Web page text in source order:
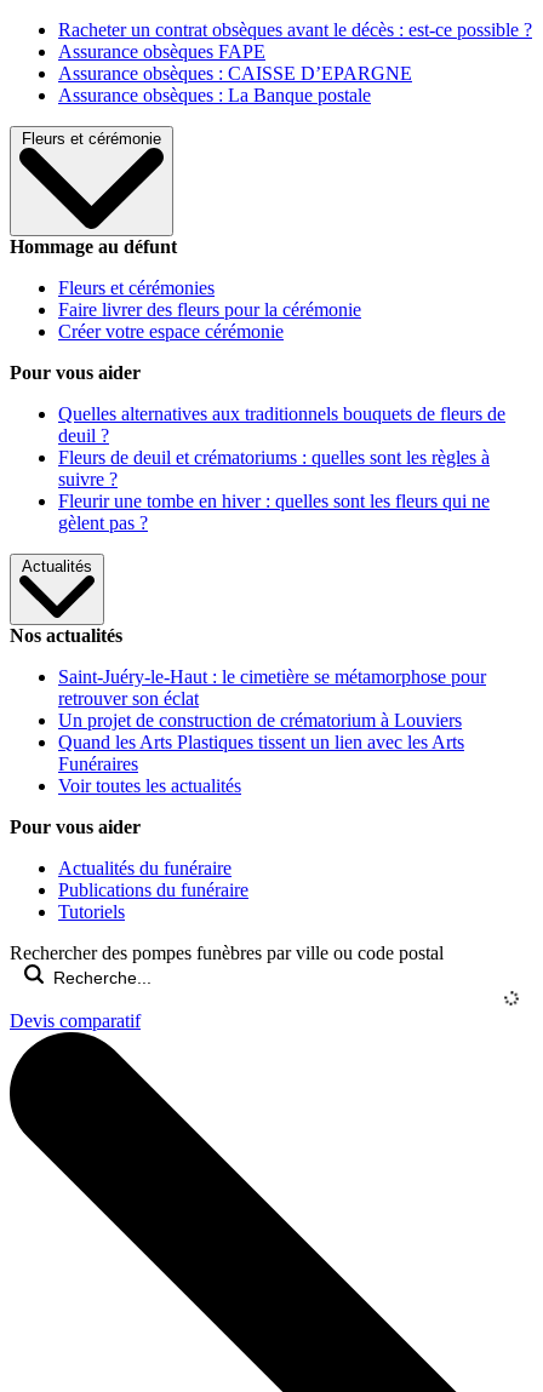
Racheter un contrat obsèques avant le décès : est-ce possible ?
Assurance obsèques FAPE
Assurance obsèques : CAISSE D’EPARGNE
Assurance obsèques : La Banque postale
Fleurs et cérémonie
Hommage au défunt
Fleurs et cérémonies
Faire livrer des fleurs pour la cérémonie
Créer votre espace cérémonie
Pour vous aider
Quelles alternatives aux traditionnels bouquets de fleurs de
deuil ?
Fleurs de deuil et crématoriums : quelles sont les règles à
suivre ?
Fleurir une tombe en hiver : quelles sont les fleurs qui ne
gèlent pas ?
Actualités
Nos actualités
Saint-Juéry-le-Haut : le cimetière se métamorphose pour
retrouver son éclat
Un projet de construction de crématorium à Louviers
Quand les Arts Plastiques tissent un lien avec les Arts
Funéraires
Voir toutes les actualités
Pour vous aider
Actualités du funéraire
Publications du funéraire
Tutoriels
Rechercher des pompes funèbres par ville ou code postal
Devis comparatif